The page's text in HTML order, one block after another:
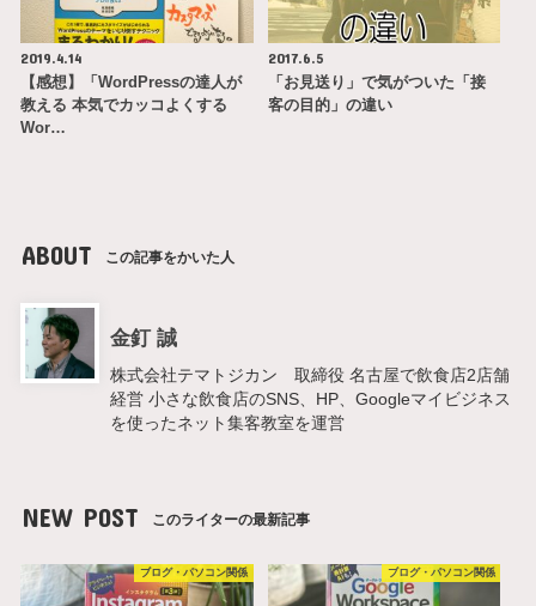
2019.4.14
【感想】「WordPressの達人が
教える 本気でカッコよくする
Wor…
2017.6.5
「お見送り」で気がついた「接
客の目的」の違い
ABOUT この記事をかいた人
金釘 誠
株式会社テマトジカン 取締役 名古屋で飲食店2店舗
経営 小さな飲食店のSNS、HP、Googleマイビジネス
を使ったネット集客教室を運営
NEW POST このライターの最新記事
ブログ・パソコン関係 ブログ・パソコン関係